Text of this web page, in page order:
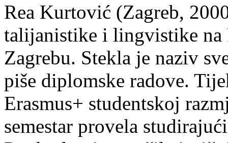
Rea Kurtović (Zagreb,
talijanistike i lingvistike
Zagrebu. Stekla je naziv
piše diplomske radove.
Erasmus+ studentskoj
semestar provela